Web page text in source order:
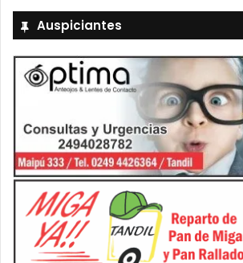
Auspiciantes